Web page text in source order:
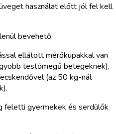
használat előtt jól fel kell
bevehető.
ellátott mérőkupakkal van
testömegű betegeknek),
(az 50 kg-nál
feletti gyermekek és serdülők